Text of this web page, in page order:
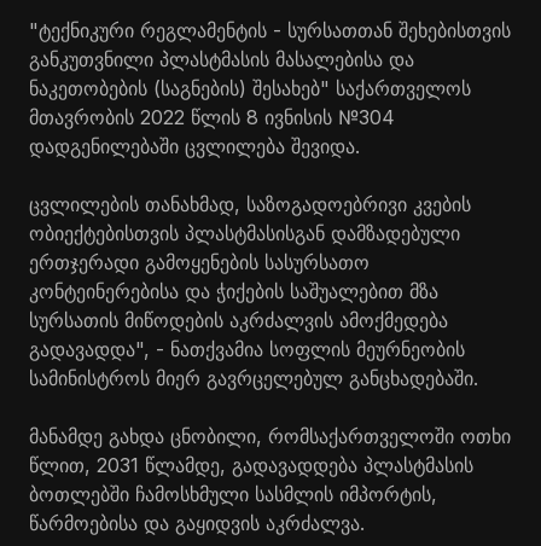
"ტექნიკური რეგლამენტის - სურსათთან შეხებისთვის
განკუთვნილი პლასტმასის მასალებისა და
ნაკეთობების (საგნების) შესახებ" საქართველოს
მთავრობის 2022 წლის 8 ივნისის №304
დადგენილებაში ცვლილება შევიდა.
ცვლილების თანახმად, საზოგადოებრივი კვების
ობიექტებისთვის პლასტმასისგან დამზადებული
ერთჯერადი გამოყენების სასურსათო
კონტეინერებისა და ჭიქების საშუალებით მზა
სურსათის მიწოდების აკრძალვის ამოქმედება
გადავადდა", - ნათქვამია სოფლის მეურნეობის
სამინისტროს მიერ გავრცელებულ განცხადებაში.
მანამდე გახდა ცნობილი, რომსაქართველოში ოთხი
წლით, 2031 წლამდე, გადავადდება პლასტმასის
ბოთლებში ჩამოსხმული სასმლის იმპორტის,
წარმოებისა და გაყიდვის აკრძალვა.